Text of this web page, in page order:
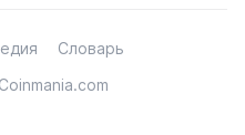
Словарь